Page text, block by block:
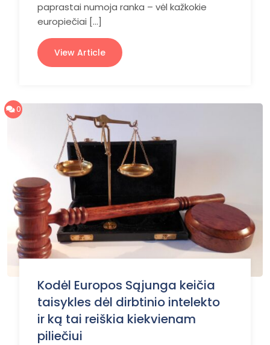
paprastai numoja ranka – vėl kažkokie
europiečiai […]
View Article
0
Kodėl Europos Sąjunga keičia
taisykles dėl dirbtinio intelekto
ir ką tai reiškia kiekvienam
piliečiui